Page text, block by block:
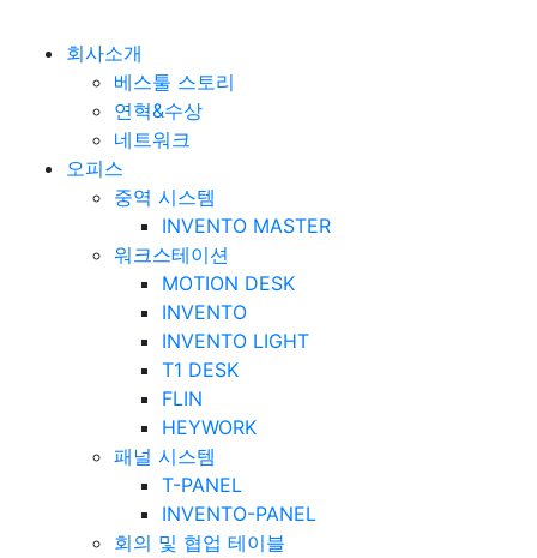
베스툴 Bestuhl
회사소개
베스툴 스토리
연혁&수상
네트워크
오피스
중역 시스템
INVENTO MASTER
워크스테이션
MOTION DESK
INVENTO
INVENTO LIGHT
T1 DESK
FLIN
HEYWORK
패널 시스템
T-PANEL
INVENTO-PANEL
회의 및 협업 테이블